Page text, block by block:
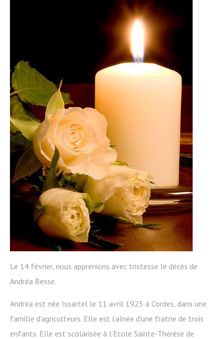
Le 14 février, nous apprenions avec tristesse le décès de
Andréa Besse.
Andréa est née Issartel le 11 avril 1925 à Cordes, dans une
famille d’agriculteurs. Elle est l’aînée d’une fratrie de trois
enfants. Elle est scolarisée à l’Ecole Sainte-Thérèse de